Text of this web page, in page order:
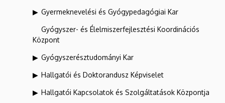
Gyermeknevelési és Gyógypedagógiai Kar
Gyógyszer- és Élelmiszerfejlesztési Koordinációs
Központ
Gyógyszerésztudományi Kar
Hallgatói és Doktorandusz Képviselet
Hallgatói Kapcsolatok és Szolgáltatások Központja